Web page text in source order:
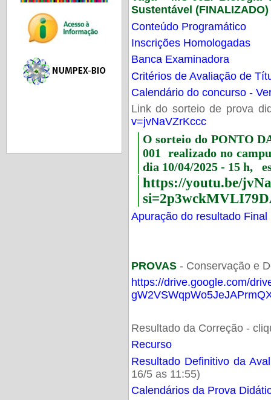
Sustentável (FINALIZADO)
Conteúdo Programático
Inscrições Homologadas
Banca Examinadora
Critérios de Avaliação de
Calendário do concurso -
Link do sorteio de prova
v=jvNaVZrKccc
O sorteio do PONTO
001 realizado no
dia 10/04/2025 - 15 h,
https://youtu.be/
Apuração do resultado Final
PROVAS- Conservação e
https://drive.google.com/
Resultado da Correção -
Recurso
Resultado Definitivo da
16/5 as 11:55)
Calendários da Prova